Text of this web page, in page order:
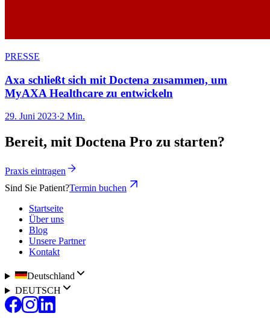
PRESSE
Axa schließt sich mit Doctena zusammen, um
MyAXA Healthcare zu entwickeln
29. Juni 2023·2 Min.
Bereit, mit Doctena Pro zu starten?
Praxis eintragen
Sind Sie Patient?Termin buchen
Startseite
Über uns
Blog
Unsere Partner
Kontakt
Deutschland
DEUTSCH